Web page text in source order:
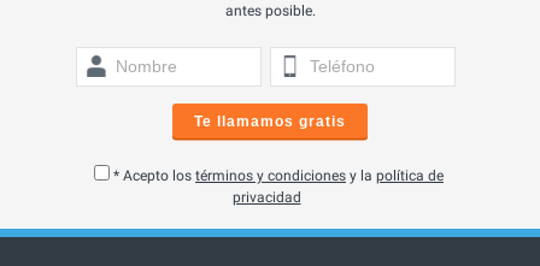
antes posible.
Te llamamos gratis
* Acepto los términos y condiciones y la política de
privacidad